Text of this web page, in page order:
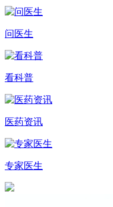
问医生
看科普
医药资讯
专家医生